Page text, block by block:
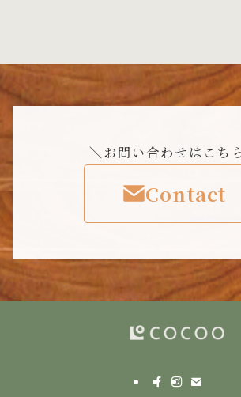
＼お問い合わせはこち
Contact